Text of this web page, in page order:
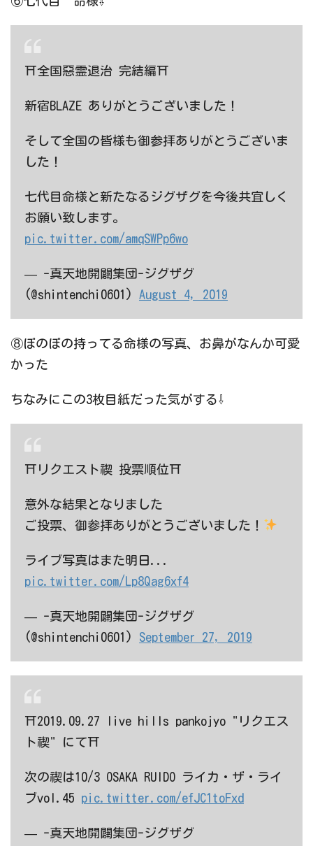
⛩全国惡霊退治 完結編⛩
新宿BLAZE ありがとうございました！
そして全国の皆様も御参拝ありがとうございま
した！
七代目命様と新たなるジグザグを今後共宜しく
お願い致します。
pic.twitter.com/amqSWPp6wo
— -真天地開闢集団-ジグザグ
(@shintenchi0601) August 4, 2019
⑧ぼのぼの持ってる命様の写真、お鼻がなんか可愛
かった
ちなみにこの3枚目紙だった気がする⇩
⛩リクエスト禊 投票順位⛩
意外な結果となりました
ご投票、御参拝ありがとうございました！
ライブ写真はまた明日...
pic.twitter.com/Lp8Qag6xf4
— -真天地開闢集団-ジグザグ
(@shintenchi0601) September 27, 2019
⛩2019.09.27 live hills pankojyo "リクエス
ト禊" にて⛩
次の禊は10/3 OSAKA RUIDO ライカ・ザ・ライ
ブvol.45 pic.twitter.com/efJC1toFxd
— -真天地開闢集団-ジグザグ